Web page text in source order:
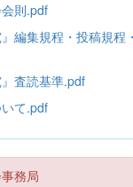
則.pdf
』編集規程・投稿規
』査読基準.pdf
て.pdf
務局